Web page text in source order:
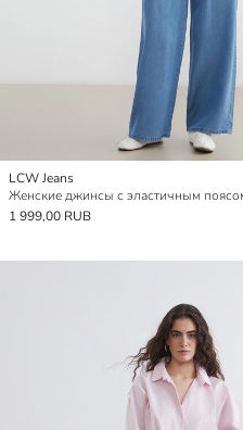
LCW Jeans
1 999,00 RUB